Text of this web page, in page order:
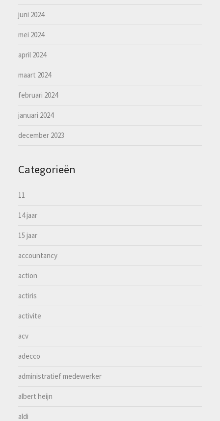
juni 2024
mei 2024
april 2024
maart 2024
februari 2024
januari 2024
december 2023
Categorieën
11
14 jaar
15 jaar
accountancy
action
actiris
activite
acv
adecco
administratief medewerker
albert heijn
aldi